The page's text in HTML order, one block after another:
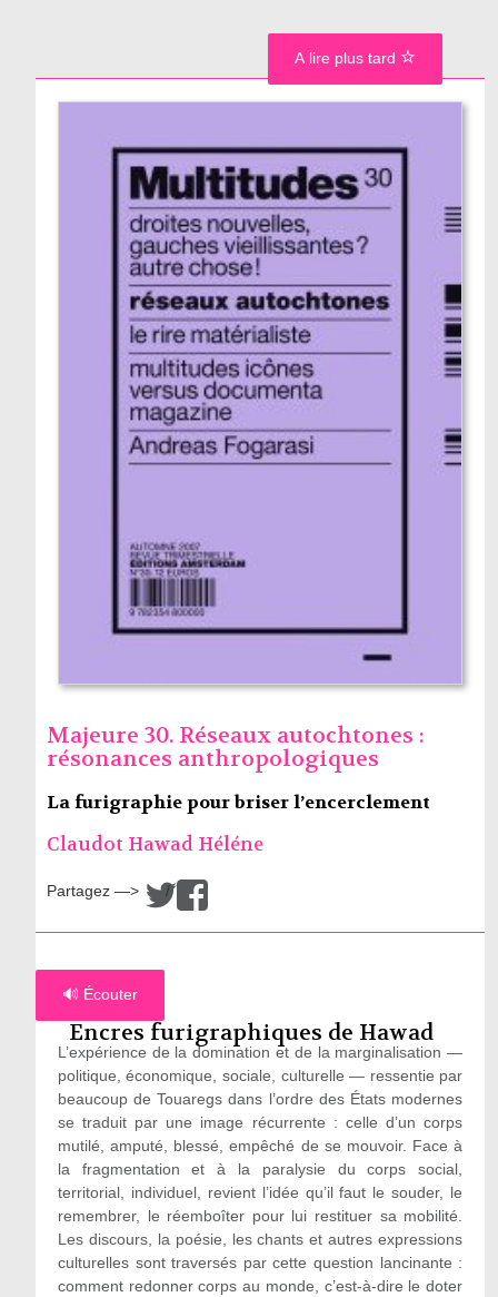
Majeure 30. Réseaux autochtones :
résonances anthropologiques
La furigraphie pour briser l’encerclement
Claudot Hawad Héléne
Partagez —> /
🔊 Écouter
Encres furigraphiques de Hawad
L’expérience de la domination et de la marginalisation —
politique, économique, sociale, culturelle — ressentie par
beaucoup de Touaregs dans l’ordre des États modernes
se traduit par une image récurrente : celle d’un corps
mutilé, amputé, blessé, empêché de se mouvoir. Face à
la fragmentation et à la paralysie du corps social,
territorial, individuel, revient l’idée qu’il faut le souder, le
remembrer, le réemboîter pour lui restituer sa mobilité.
Les discours, la poésie, les chants et autres expressions
culturelles sont traversés par cette question lancinante :
comment redonner corps au monde, c’est-à-dire le doter
A lire plus tard